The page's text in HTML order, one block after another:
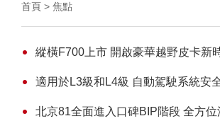
首頁 > 焦點
縱橫F700上市 開啟豪華越野皮卡新
適用於L3級和L4級 自動駕駛系統安
北京81全面進入口碑BIP階段 全方